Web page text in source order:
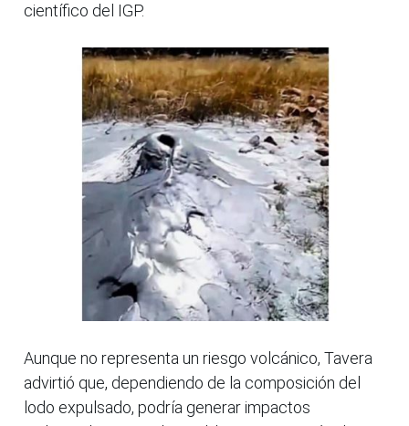
científico del IGP.
Aunque no representa un riesgo volcánico, Tavera
advirtió que, dependiendo de la composición del
lodo expulsado, podría generar impactos